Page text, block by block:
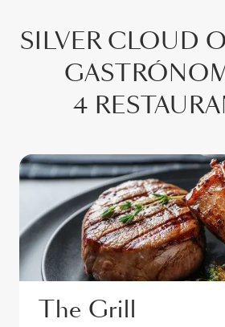
SILVER CLOUD
4
The Grill